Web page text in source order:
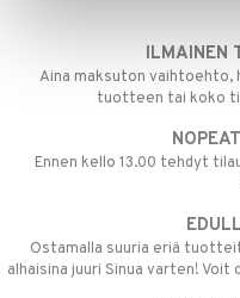
ILMAINEN
Aina maksuton
tuotteen tai koko
Ennen kello 13.00 tehdyt
Ostamalla suuria eriä
alhaisina juuri Sinua varten!